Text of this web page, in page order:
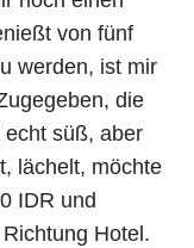
von fünf
werden, ist mir
die
echt süß, aber
lächelt, möchte
IDR und
Hotel.